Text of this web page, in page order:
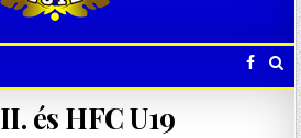
és HFC U19